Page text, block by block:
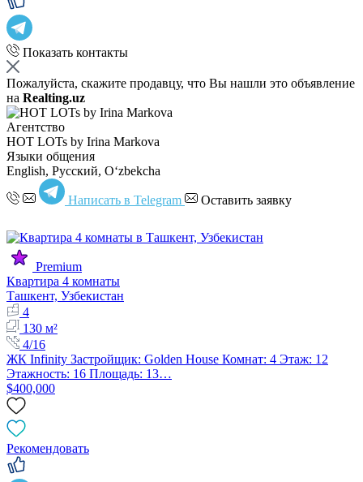
Показать контакты
Пожалуйста, скажите продавцу, что Вы нашли это объявление
на Realting.uz
Агентство
HOT LOTs by Irina Markova
Языки общения
English, Русский, Oʻzbekcha
Написать в Telegram Оставить заявку
Premium
Квартира 4 комнаты
Ташкент, Узбекистан
4
130 м²
4/16
ЖК Infinity Застройщик: Golden House Комнат: 4 Этаж: 12
Этажность: 16 Площадь: 13…
$400,000
Рекомендовать